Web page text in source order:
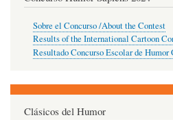
Sobre el Concurso /About the Contest
Results of the International Cartoon
Resultado Concurso Escolar de Humor
Clásicos del Humor